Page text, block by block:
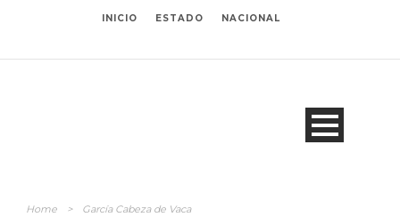
INICIO ESTADO NACIONAL
Home > García Cabeza de Vaca